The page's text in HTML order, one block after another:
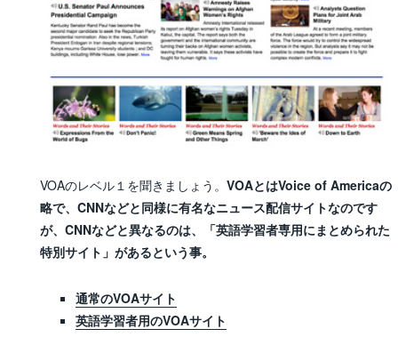
VOAのレベル１を聞きましょう。 VOAとはVoice of Americaの
略で、CNNなどと同様に有名なニュース配信サイトなのです
が、CNNなどと異なるのは、「英語学習者専用にまとめられた
特別サイト」があるという事。
通常のVOAサイト
英語学習者用のVOAサイト